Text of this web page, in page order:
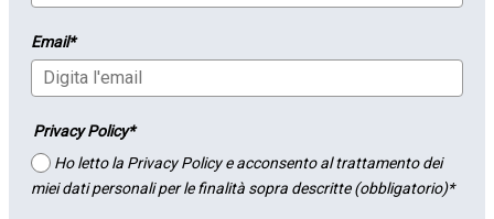
Email*
Privacy Policy*
Ho letto la Privacy Policy e acconsento al trattamento dei
miei dati personali per le finalità sopra descritte (obbligatorio)*